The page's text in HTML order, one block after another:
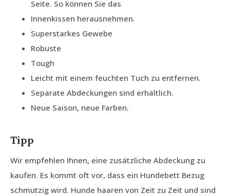
Seite. So können Sie das
Innenkissen herausnehmen.
Superstarkes Gewebe
Robuste
Tough
Leicht mit einem feuchten Tuch zu entfernen.
Separate Abdeckungen sind erhältlich.
Neue Saison, neue Farben.
Tipp
Wir empfehlen Ihnen, eine zusätzliche Abdeckung zu
kaufen. Es kommt oft vor, dass ein Hundebett Bezug
schmutzig wird. Hunde haaren von Zeit zu Zeit und sind